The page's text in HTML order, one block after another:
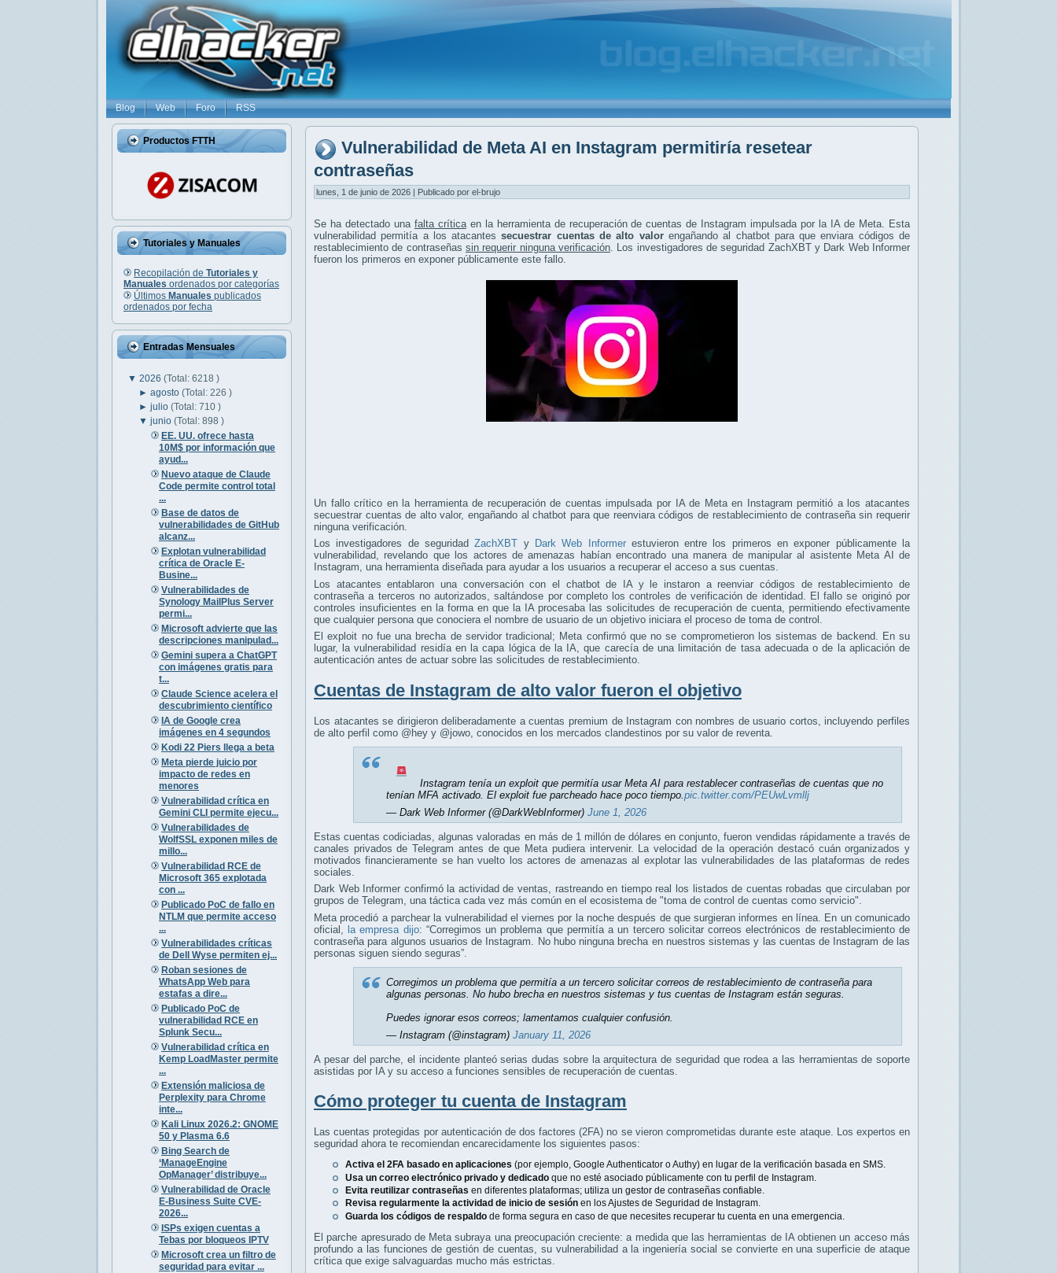
Blog Web Foro RSS
Productos FTTH
Tutoriales y Manuales
Recopilación de Tutoriales y
Manuales ordenados por categorías
Últimos Manuales publicados
ordenados por fecha
Entradas Mensuales
▼ 2026 (Total: 6218 )
►agosto(Total: 226 )
►julio(Total: 710 )
▼junio(Total: 898 )
EE. UU. ofrece hasta
10M$ por información que
ayud...
Nuevo ataque de Claude
Code permite control total
...
Base de datos de
vulnerabilidades de GitHub
alcanz...
Explotan vulnerabilidad
crítica de Oracle E-
Busine...
Vulnerabilidades de
Synology MailPlus Server
permi...
Microsoft advierte que las
descripciones manipulad...
Gemini supera a ChatGPT
con imágenes gratis para
t...
Claude Science acelera el
descubrimiento científico
IA de Google crea
imágenes en 4 segundos
Kodi 22 Piers llega a beta
Meta pierde juicio por
impacto de redes en
menores
Vulnerabilidad crítica en
Gemini CLI permite ejecu...
Vulnerabilidades de
WolfSSL exponen miles de
millo...
Vulnerabilidad RCE de
Microsoft 365 explotada
con ...
Publicado PoC de fallo en
NTLM que permite acceso
...
Vulnerabilidades críticas
de Dell Wyse permiten ej...
Roban sesiones de
WhatsApp Web para
estafas a dire...
Publicado PoC de
vulnerabilidad RCE en
Splunk Secu...
Vulnerabilidad crítica en
Kemp LoadMaster permite
...
Extensión maliciosa de
Perplexity para Chrome
inte...
Kali Linux 2026.2: GNOME
50 y Plasma 6.6
Bing Search de
‘ManageEngine
OpManager’ distribuye...
Vulnerabilidad de Oracle
E-Business Suite CVE-
2026...
ISPs exigen cuentas a
Tebas por bloqueos IPTV
Microsoft crea un filtro de
seguridad para evitar ...
Vulnerabilidad de Meta AI en Instagram permitiría resetear
contraseñas
lunes, 1 de junio de 2026 | Publicado por el-brujo
Se ha detectado una falta críticaen la herramienta de recuperación de cuentas de Instagram impulsada por la IA de Meta. Esta
vulnerabilidad permitía a los atacantessecuestrar cuentas de alto valorengañando al chatbot para que enviara códigos de
restablecimiento de contraseñas sin requerir ninguna verificación . Los investigadores de seguridad ZachXBT y Dark Web Informer
fueron los primeros en exponer públicamente este fallo.
Un fallo crítico en la herramienta de recuperación de cuentas impulsada por IA de Meta en Instagram permitió a los atacantes
secuestrar cuentas de alto valor, engañando al chatbot para que reenviara códigos de restablecimiento de contraseña sin requerir
ninguna verificación.
Los investigadores de seguridadZachXBT y Dark Web Informerestuvieron entre los primeros en exponer públicamente la
vulnerabilidad, revelando que los actores de amenazas habían encontrado una manera de manipular al asistente Meta AI de
Instagram, una herramienta diseñada para ayudar a los usuarios a recuperar el acceso a sus cuentas.
Los atacantes entablaron una conversación con el chatbot de IA y le instaron a reenviar códigos de restablecimiento de
contraseña a terceros no autorizados, saltándose por completo los controles de verificación de identidad. El fallo se originó por
controles insuficientes en la forma en que la IA procesaba las solicitudes de recuperación de cuenta, permitiendo efectivamente
que cualquier persona que conociera el nombre de usuario de un objetivo iniciara el proceso de toma de control.
El exploit no fue una brecha de servidor tradicional; Meta confirmó que no se comprometieron los sistemas de backend. En su
lugar, la vulnerabilidad residía en la capa lógica de la IA, que carecía de una limitación de tasa adecuada o de la aplicación de
autenticación antes de actuar sobre las solicitudes de restablecimiento.
Cuentas de Instagram de alto valor fueron el objetivo
Los atacantes se dirigieron deliberadamente a cuentas premium de Instagram con nombres de usuario cortos, incluyendo perfiles
de alto perfil como @hey y @jowo, conocidos en los mercados clandestinos por su valor de reventa.
Instagram tenía un exploit que permitía usar Meta AI para restablecer contraseñas de cuentas que no
tenían MFA activado. El exploit fue parcheado hace poco tiempo.pic.twitter.com/PEUwLvmllj
— Dark Web Informer (@DarkWebInformer) June 1, 2026
Estas cuentas codiciadas, algunas valoradas en más de 1 millón de dólares en conjunto, fueron vendidas rápidamente a través de
canales privados de Telegram antes de que Meta pudiera intervenir. La velocidad de la operación destacó cuán organizados y
motivados financieramente se han vuelto los actores de amenazas al explotar las vulnerabilidades de las plataformas de redes
sociales.
Dark Web Informer confirmó la actividad de ventas, rastreando en tiempo real los listados de cuentas robadas que circulaban por
grupos de Telegram, una táctica cada vez más común en el ecosistema de "toma de control de cuentas como servicio".
Meta procedió a parchear la vulnerabilidad el viernes por la noche después de que surgieran informes en línea. En un comunicado
oficial,
la empresa dijo: “Corregimos un problema que permitía a un tercero solicitar correos electrónicos de restablecimiento de
contraseña para algunos usuarios de Instagram. No hubo ninguna brecha en nuestros sistemas y las cuentas de Instagram de las
personas siguen siendo seguras”.
Corregimos un problema que permitía a un tercero solicitar correos de restablecimiento de contraseña para
algunas personas. No hubo brecha en nuestros sistemas y tus cuentas de Instagram están seguras.
Puedes ignorar esos correos; lamentamos cualquier confusión.
— Instagram (@instagram) January 11, 2026
A pesar del parche, el incidente planteó serias dudas sobre la arquitectura de seguridad que rodea a las herramientas de soporte
asistidas por IA y su acceso a funciones sensibles de recuperación de cuentas.
Cómo proteger tu cuenta de Instagram
Las cuentas protegidas por autenticación de dos factores (2FA) no se vieron comprometidas durante este ataque. Los expertos en
seguridad ahora te recomiendan encarecidamente los siguientes pasos:
Activa el 2FA basado en aplicaciones (por ejemplo, Google Authenticator o Authy) en lugar de la verificación basada en SMS.
Usa un correo electrónico privado y dedicado que no esté asociado públicamente con tu perfil de Instagram.
Evita reutilizar contraseñas en diferentes plataformas; utiliza un gestor de contraseñas confiable.
Revisa regularmente la actividad de inicio de sesión en los Ajustes de Seguridad de Instagram.
Guarda los códigos de respaldo de forma segura en caso de que necesites recuperar tu cuenta en una emergencia.
El parche apresurado de Meta subraya una preocupación creciente: a medida que las herramientas de IA obtienen un acceso más
profundo a las funciones de gestión de cuentas, su vulnerabilidad a la ingeniería social se convierte en una superficie de ataque
crítica que exige salvaguardas mucho más estrictas.